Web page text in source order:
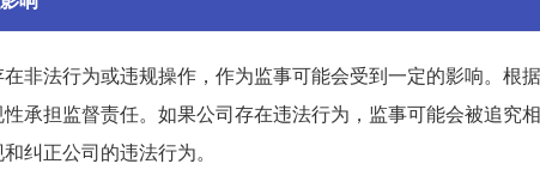
非法行为或违规操作，作为监事可能会受到一定的影响。根
承担监督责任。如果公司存在违法行为，监事可能会被追究
纠正公司的违法行为。